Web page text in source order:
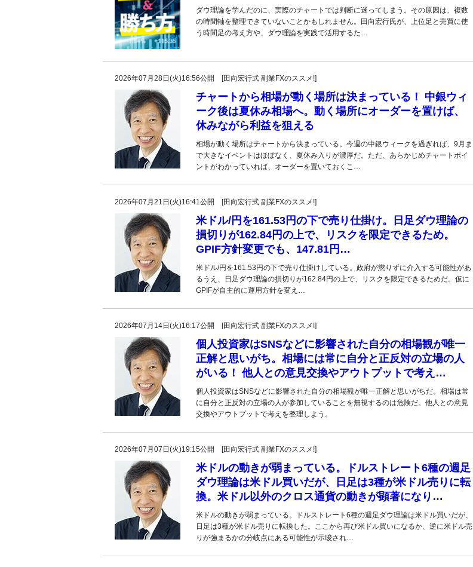
ダウ理論を学んだのに、実際のチャートでは判断に迷ってしまう。その原因は、複数
の時間軸を整理できていないことかもしれません。田向宏行氏が、上位足と売買に使
う時間足の考え方や、ダウ理論を実践で活用するた…
2026年07月28日(火)16:56公開 [田向宏行式 副業FXのススメ!]
チャートから相場が動く場所は決まっている！ 中銀ウィ
ーク後は夏休み相場へ。動く場所にオーダーを置けば、
休みながら利益を狙える
相場が動く場所はチャートから決まっている。今週の中銀ウィークを過ぎれば、9月ま
で大きなイベントはほぼなく、夏休み入りが濃厚だ。ただ、あらかじめチャートポイ
ントがわかっていれば、オーダーを置いておくこ…
2026年07月21日(火)16:41公開 [田向宏行式 副業FXのススメ!]
米ドル/円を161.53円の下で売り仕掛け。日足ダウ理論の
損切りが162.84円の上で、リスクを限定できるため。
GPIF方針変更でも、147.81円…
米ドル/円を161.53円の下で売り仕掛けしている。政府が懲りずに介入する可能性があ
るうえ、日足ダウ理論の損切りが162.84円の上で、リスクを限定できるためだ。仮に
GPIFが自主的に運用方針を変え…
2026年07月14日(火)16:17公開 [田向宏行式 副業FXのススメ!]
個人投資家はSNSなどに影響された自分の相場観が唯一
正解と思いがち。相場には常に自分と正反対の立場の人
がいる！ 他人との意見交換やアウトプットで考え…
個人投資家はSNSなどに影響された自分の相場観が唯一正解と思いがちだ。相場は常
に自分と正反対の立場の人が参加していることを無視するのは危険だ。他人との意見
交換やアウトプットで考えを整理しよう。
2026年07月07日(火)19:15公開 [田向宏行式 副業FXのススメ!]
米ドルの動きが弱まっている。ドルストレート6種の週足
ダウ理論は米ドル買いだが、日足は3種が米ドル売りに転
換。米ドル以外のクロス通貨の動きが顕著になり…
米ドルの動きが弱まっている。ドルストレート6種の週足ダウ理論は米ドル買いだが、
日足は3種が米ドル売りに転換した。ここから再び米ドル買いになるか、逆に米ドル売
りが強まるかの分岐点にある可能性が示唆され…